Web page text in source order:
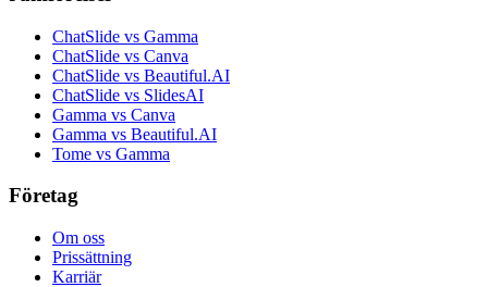
ChatSlide vs Gamma
ChatSlide vs Canva
ChatSlide vs Beautiful.AI
ChatSlide vs SlidesAI
Gamma vs Canva
Gamma vs Beautiful.AI
Tome vs Gamma
Företag
Om oss
Prissättning
Karriär